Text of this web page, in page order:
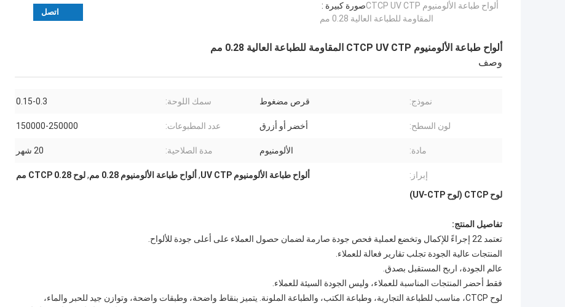
صورة كبيرة :ألواح طباعة الألومنيوم CTCP UV CTP
المقاومة للطباعة العالية 0.28 مم
اتصل
ألواح طباعة الألومنيوم CTCP UV CTP المقاومة للطباعة العالية 0.28 مم
وصف
نموذج: قرص مضغوط سمك اللوحة: 0.15-0.3
لون السطح: أخضر أو أزرق عدد المطبوعات: 150000-250000
مادة: الألومنيوم مدة الصلاحية: 20 شهر
إبراز: ألواح طباعة الألومنيوم UV CTP , ألواح طباعة الألومنيوم 0.28 مم ,لوح CTCP 0.28 مم
لوح CTCP (لوح UV-CTP)
تفاصيل المنتج:
تعتمد 22 إجراءً للإكمال وتخضع لعملية فحص جودة صارمة لضمان حصول العملاء على أعلى جودة للألواح.
المنتجات عالية الجودة تجلب تقارير فعالة للعملاء.
عالم الجودة، اربح المستقبل بصدق.
فقط أحضر المنتجات المناسبة للعملاء، وليس الجودة السيئة للعملاء.
لوح CTCP، مناسب للطباعة التجارية، وطباعة الكتب، والطباعة الملونة. يتميز بنقاط واضحة، وطبقات واضحة، وتوازن جيد للحبر والماء،